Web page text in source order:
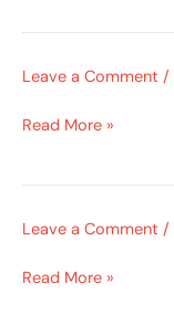
Leave a Comment /
Read More »
Leave a Comment /
Read More »